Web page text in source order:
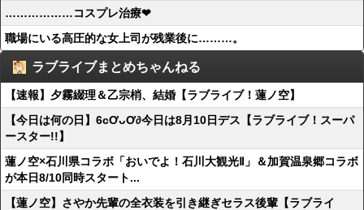
………………コスプレ治療❤
職場にいる高圧的な女上司が残業後に………。
ラブライブまとめちゃんねる
【速報】夕霧綴理＆乙宗梢、結婚【ラブライブ！蓮ノ空】
【今日は何の日】6cƠᴗƠ∂今日は8月10日デス【ラブライブ！スーパ
ースター!!】
蓮ノ空×石川県コラボ「おいでよ！石川大観光Ⅱ」＆加賀温泉郷コラボ
が本日8/10同時スタート...
【蓮ノ空】さやか先輩の全衣装を引き継ぎセラス後輩【ラブライ